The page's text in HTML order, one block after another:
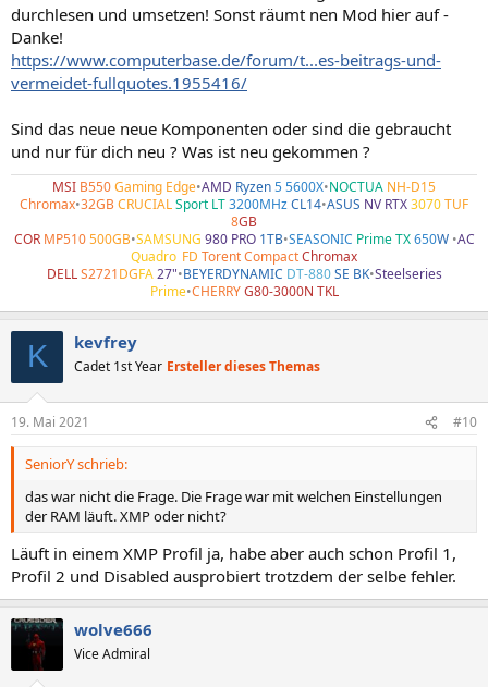
durchlesen und umsetzen! Sonst räumt nen Mod hier auf -
Danke!
https://www.computerbase.de/forum/t...es-beitrags-und-
vermeidet-fullquotes.1955416/
Sind das neue neue Komponenten oder sind die gebraucht
und nur für dich neu ? Was ist neu gekommen ?
MSI B550Gaming Edge•AMD Ryzen5 5600X•NOCTUA NH-D15
Chromax•32GBCRUCIALSport LT3200MHzCL14•ASUS NV RTX3070TUF
8GB
COR MP510 500GB•SAMSUNG 980 PRO 1TB•SEASONIC Prime TX 650W•AC
Quadro FD Torent CompactChromax
DELL S2721DGFA 27"•BEYERDYNAMIC DT-880SE BK•Steelseries
Prime•CHERRY G80-3000N TKL
K kevfrey
Cadet 1st Year Ersteller dieses Themas
19. Mai 2021 #10
SeniorY schrieb:
das war nicht die Frage. Die Frage war mit welchen Einstellungen
der RAM läuft. XMP oder nicht?
Läuft in einem XMP Profil ja, habe aber auch schon Profil 1,
Profil 2 und Disabled ausprobiert trotzdem der selbe fehler.
wolve666
Vice Admiral